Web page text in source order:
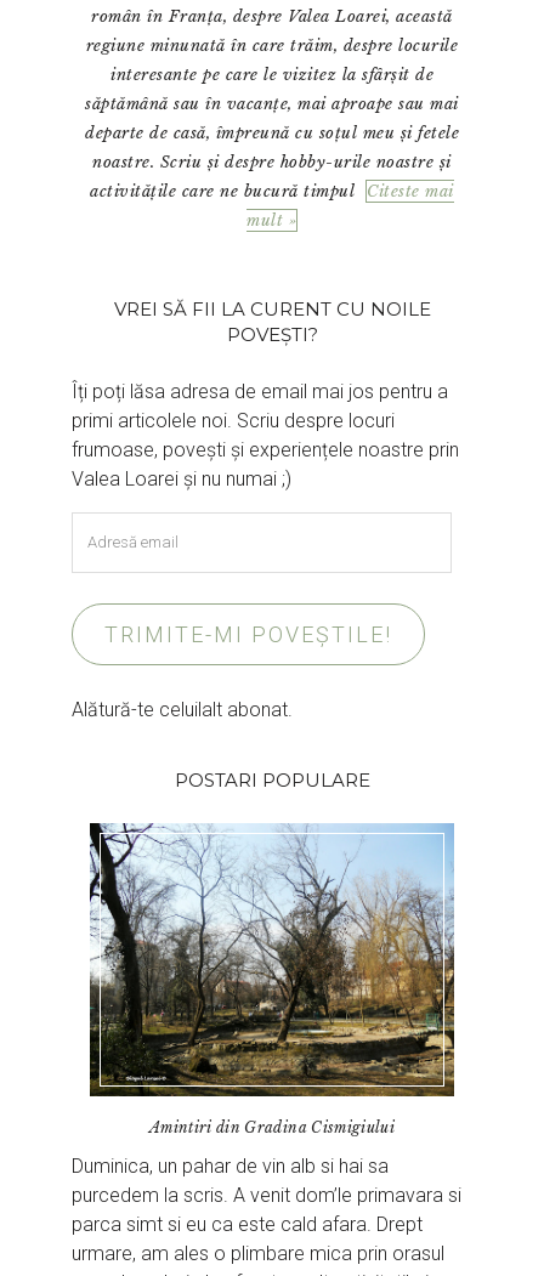
român în Franța, despre Valea Loarei, această
regiune minunată în care trăim, despre locurile
interesante pe care le vizitez la sfârșit de
săptămână sau în vacanțe, mai aproape sau mai
departe de casă, împreună cu soțul meu și fetele
noastre. Scriu și despre hobby-urile noastre și
activitățile care ne bucură timpul
Citeste mai
mult »
VREI SĂ FII LA CURENT CU NOILE
POVEȘTI?
Îți poți lăsa adresa de email mai jos pentru a
primi articolele noi. Scriu despre locuri
frumoase, povești și experiențele noastre prin
Valea Loarei și nu numai ;)
email
TRIMITE-MI POVEȘTILE!
Alătură-te celuilalt abonat.
POSTARI POPULARE
Amintiri din Gradina Cismigiului
Duminica, un pahar de vin alb si hai sa
purcedem la scris. A venit dom’le primavara si
parca simt si eu ca este cald afara. Drept
urmare, am ales o plimbare mica prin orasul